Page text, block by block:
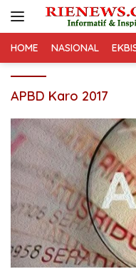
HOME NASIONAL
APBD Karo 2017